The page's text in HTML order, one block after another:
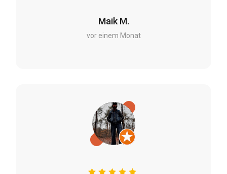
Maik M.
vor einem Monat